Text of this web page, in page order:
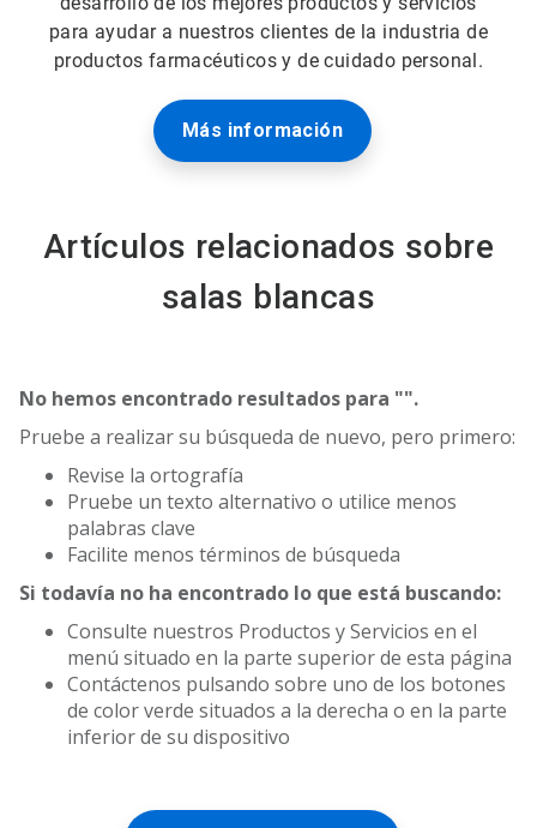
para ayudar a nuestros clientes de la industria de
productos farmacéuticos y de cuidado personal.
Más información
Artículos relacionados sobre
salas blancas
No hemos encontrado resultados para "".
Pruebe a realizar su búsqueda de nuevo, pero primero:
Revise la ortografía
Pruebe un texto alternativo o utilice menos
palabras clave
Facilite menos términos de búsqueda
Si todavía no ha encontrado lo que está buscando:
Consulte nuestros Productos y Servicios en el
menú situado en la parte superior de esta página
Contáctenos pulsando sobre uno de los botones
de color verde situados a la derecha o en la parte
inferior de su dispositivo